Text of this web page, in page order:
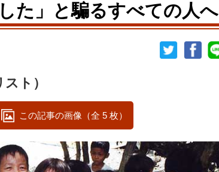
た」と騙るすべての人へ
ト）
この記事の画像（全 5 枚）